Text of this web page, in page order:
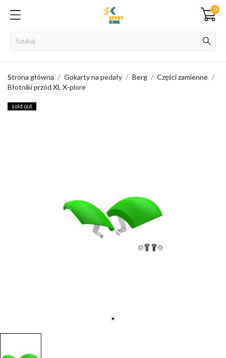
0
Strona główna Gokarty na pedały Berg
Części zamienne
Błotniki przód XL X-plore
sold out